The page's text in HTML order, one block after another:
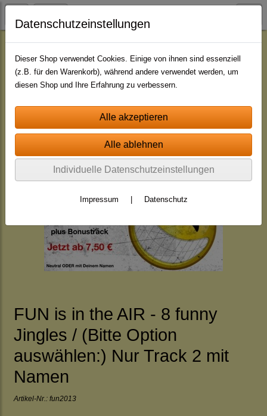
FUN is in the AIR - 8 funny
Jingles / (Bitte Option
auswählen:) Nur Track 2 mit
Namen
Artikel-Nr.: fun2013
Datenschutzeinstellungen
Dieser Shop verwendet Cookies. Einige von ihnen sind essenziell
(z.B. für den Warenkorb), während andere verwendet werden, um
diesen Shop und Ihre Erfahrung zu verbessern.
Individuelle Datenschutzeinstellungen
Impressum Datenschutz